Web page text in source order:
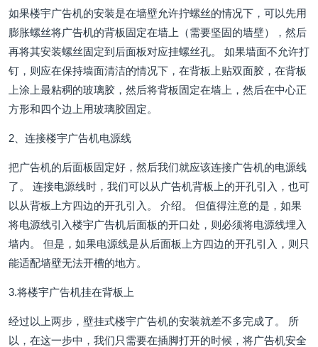
如果楼宇广告机的安装是在墙壁允许拧螺丝的情况下，可以先用
膨胀螺丝将广告机的背板固定在墙上（需要坚固的墙壁），然后
再将其安装螺丝固定到后面板对应挂螺丝孔。 如果墙面不允许打
钉，则应在保持墙面清洁的情况下，在背板上贴双面胶，在背板
上涂上最粘稠的玻璃胶，然后将背板固定在墙上，然后在中心正
方形和四个边上用玻璃胶固定。
2、连接楼宇广告机电源线
把广告机的后面板固定好，然后我们就应该连接广告机的电源线
了。 连接电源线时，我们可以从广告机背板上的开孔引入，也可
以从背板上方四边的开孔引入。 介绍。 但值得注意的是，如果
将电源线引入楼宇广告机后面板的开口处，则必须将电源线埋入
墙内。 但是，如果电源线是从后面板上方四边的开孔引入，则只
能适配墙壁无法开槽的地方。
3.将楼宇广告机挂在背板上
经过以上两步，壁挂式楼宇广告机的安装就差不多完成了。 所
以，在这一步中，我们只需要在插脚打开的时候，将广告机安全